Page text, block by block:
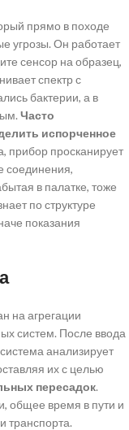
прямо в походе
угрозы. Он работает
сенсор на образец,
спектр с
бактерии, а в
Часто
испорченное
прибор просканирует
соединения,
в палатке, тоже
по структуре
показания
на агрегации
систем. После ввода
анализирует
их с целью
пересадок.
общее время в пути и
транспорта.